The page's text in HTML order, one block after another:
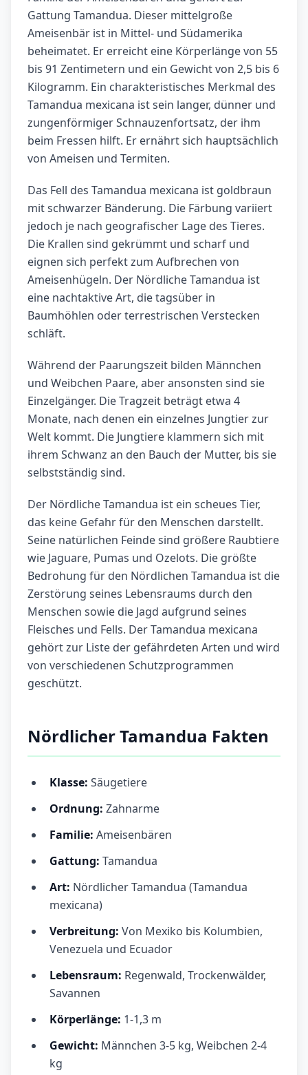
Gattung Tamandua. Dieser mittelgroße
Ameisenbär ist in Mittel- und Südamerika
beheimatet. Er erreicht eine Körperlänge von 55
bis 91 Zentimetern und ein Gewicht von 2,5 bis 6
Kilogramm. Ein charakteristisches Merkmal des
Tamandua mexicana ist sein langer, dünner und
zungenförmiger Schnauzenfortsatz, der ihm
beim Fressen hilft. Er ernährt sich hauptsächlich
von Ameisen und Termiten.
Das Fell des Tamandua mexicana ist goldbraun
mit schwarzer Bänderung. Die Färbung variiert
jedoch je nach geografischer Lage des Tieres.
Die Krallen sind gekrümmt und scharf und
eignen sich perfekt zum Aufbrechen von
Ameisenhügeln. Der Nördliche Tamandua ist
eine nachtaktive Art, die tagsüber in
Baumhöhlen oder terrestrischen Verstecken
schläft.
Während der Paarungszeit bilden Männchen
und Weibchen Paare, aber ansonsten sind sie
Einzelgänger. Die Tragzeit beträgt etwa 4
Monate, nach denen ein einzelnes Jungtier zur
Welt kommt. Die Jungtiere klammern sich mit
ihrem Schwanz an den Bauch der Mutter, bis sie
selbstständig sind.
Der Nördliche Tamandua ist ein scheues Tier,
das keine Gefahr für den Menschen darstellt.
Seine natürlichen Feinde sind größere Raubtiere
wie Jaguare, Pumas und Ozelots. Die größte
Bedrohung für den Nördlichen Tamandua ist die
Zerstörung seines Lebensraums durch den
Menschen sowie die Jagd aufgrund seines
Fleisches und Fells. Der Tamandua mexicana
gehört zur Liste der gefährdeten Arten und wird
von verschiedenen Schutzprogrammen
geschützt.
Nördlicher Tamandua Fakten
Klasse: Säugetiere
Ordnung: Zahnarme
Familie: Ameisenbären
Gattung: Tamandua
Art: Nördlicher Tamandua (Tamandua
mexicana)
Verbreitung: Von Mexiko bis Kolumbien,
Venezuela und Ecuador
Lebensraum: Regenwald, Trockenwälder,
Savannen
Körperlänge: 1-1,3 m
Gewicht: Männchen 3-5 kg, Weibchen 2-4
kg